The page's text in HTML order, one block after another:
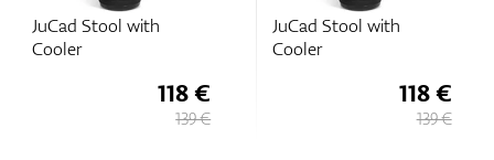
JuCad Stool with
Cooler
118 €
139 €
JuCad Stool with
Cooler
118 €
139 €